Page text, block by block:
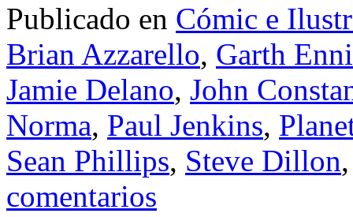
Publicado en Cómic e
Brian Azzarello, Garth
Jamie Delano, John
Norma, Paul Jenkins,
Sean Phillips, Steve Dillon
comentarios